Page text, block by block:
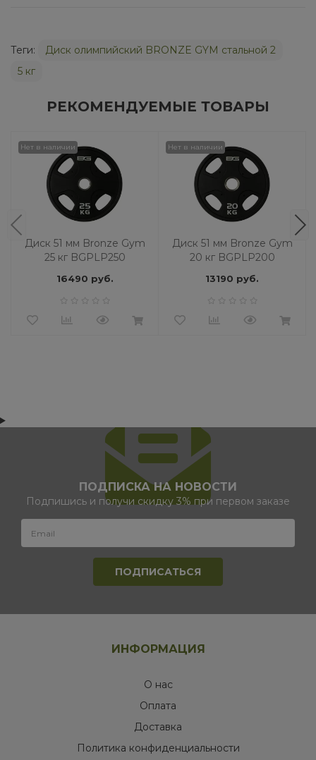
Теги:
Диск олимпийский BRONZE GYM стальной 2
5 кг
РЕКОМЕНДУЕМЫЕ ТОВАРЫ
Нет в наличии
Диск 51 мм Bronze Gym
25 кг BGPLP250
16490 руб.
Нет в наличии
Диск 51 мм Bronze Gym
20 кг BGPLP200
13190 руб.
ПОДПИСКА НА НОВОСТИ
Подпишись и получи скидку 3% при первом заказе
ИНФОРМАЦИЯ
О нас
Оплата
Доставка
Политика конфиденциальности